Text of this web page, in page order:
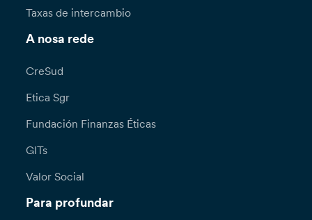
Taxas de intercambio
A nosa rede
CreSud
Etica Sgr
Fundación Finanzas Éticas
GITs
Valor Social
Para profundar